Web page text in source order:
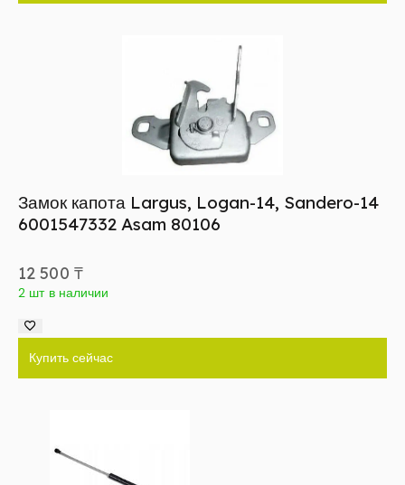
Замок капота Largus, Logan-14, Sandero-14
6001547332 Asam 80106
12 500 ₸
2 шт в наличии
Купить сейчас